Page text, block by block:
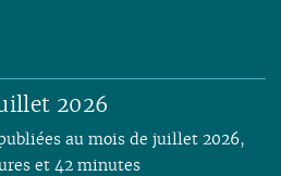
2026
au mois de juillet 2026,
et 42 minutes